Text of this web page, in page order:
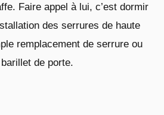
Faire appel à lui, c’est dormir
des serrures de haute
remplacement de serrure ou
de porte.